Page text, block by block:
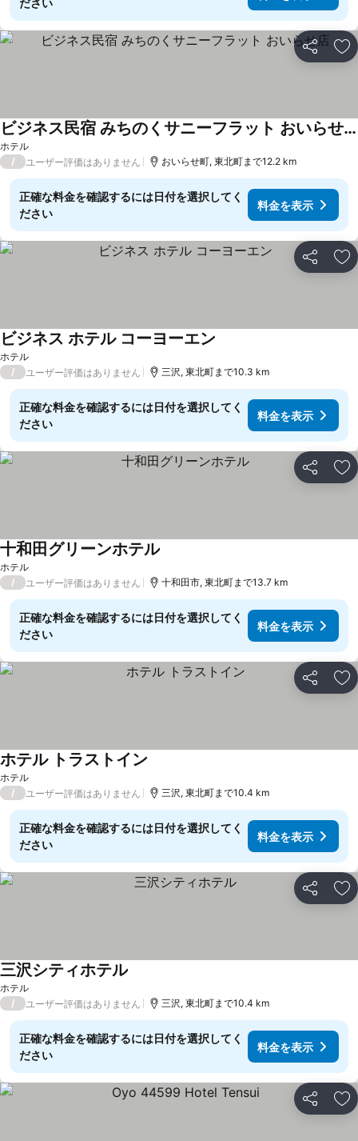
ださい
シェア お
ホテル
ビジネス民宿 みちのくサニーフラット おいらせ店
/ ユーザー評価はありません おいらせ町, 東北町まで12.2 km
正確な料金を確認するには日付を選択してく
ださい
料金を表示
シェア お
ホテル
ビジネス ホテル コーヨーエン
/ ユーザー評価はありません 三沢, 東北町まで10.3 km
正確な料金を確認するには日付を選択してく
ださい
料金を表示
シェア お
ホテル
十和田グリーンホテル
/ ユーザー評価はありません 十和田市, 東北町まで13.7 km
正確な料金を確認するには日付を選択してく
ださい
料金を表示
シェア お
ホテル
ホテル トラストイン
/ ユーザー評価はありません 三沢, 東北町まで10.4 km
正確な料金を確認するには日付を選択してく
ださい
料金を表示
シェア お
ホテル
三沢シティホテル
/ ユーザー評価はありません 三沢, 東北町まで10.4 km
正確な料金を確認するには日付を選択してく
ださい
料金を表示
シェア お